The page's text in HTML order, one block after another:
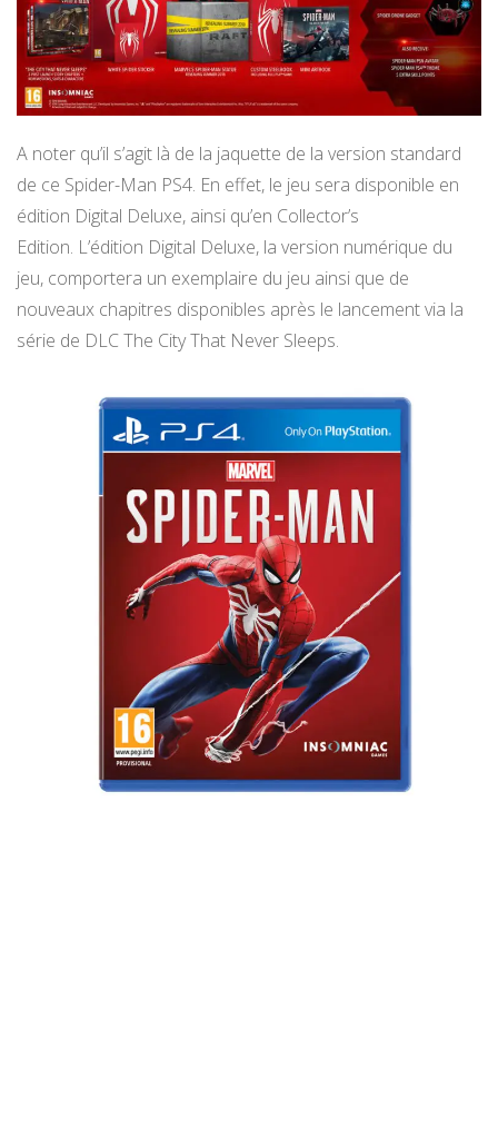
A noter qu’il s’agit là de la jaquette de la version standard
de ce Spider-Man PS4. En effet, le jeu sera disponible en
édition Digital Deluxe, ainsi qu’en Collector’s
Edition. L’édition Digital Deluxe, la version numérique du
jeu, comportera un exemplaire du jeu ainsi que de
nouveaux chapitres disponibles après le lancement via la
série de DLC The City That Never Sleeps.